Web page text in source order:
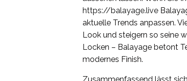
https://balayage.live
aktuelle Trends anpassen.
Look und steigern so seine
Locken – Balayage betont
modernes Finish.